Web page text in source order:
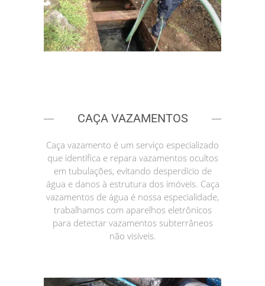
CAÇA VAZAMENTOS
Caça vazamento é um serviço especializado
que identifica e repara vazamentos ocultos
em tubulações, evitando desperdício de
água e danos à estrutura dos imóveis. Caça
vazamentos de água é nossa especialidade,
trabalhamos com aparelhos eletrônicos
para detectar vazamentos subterrâneos
não visíveis.